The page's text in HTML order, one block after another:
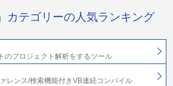
カテゴリーの人気ランキング
のプロジェクト解析をするツール
レンス/検索機能付きVB連続コンパイル